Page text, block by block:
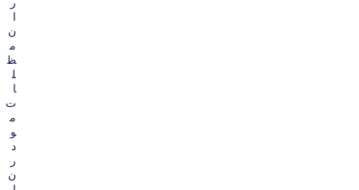
ر
ا
ن
م
ظ
ل
ا
ت
م
و
د
ر
ن